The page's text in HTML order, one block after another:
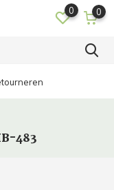
0 0
483